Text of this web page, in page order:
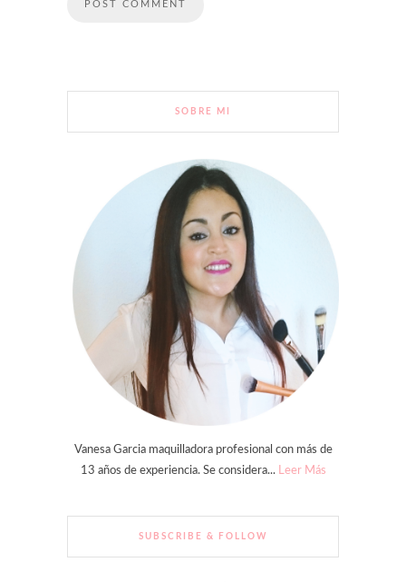
SOBRE MI
Vanesa Garcia maquilladora profesional con más de
13 años de experiencia. Se considera... Leer Más
SUBSCRIBE & FOLLOW